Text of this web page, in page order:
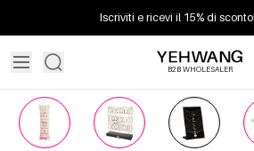
Iscriviti e ricevi il 15% di
B2B WHOLESALER